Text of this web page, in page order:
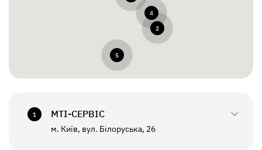
2
4
5
1 МТI-СЕРВІС
м. Київ, вул. Білоруська, 26